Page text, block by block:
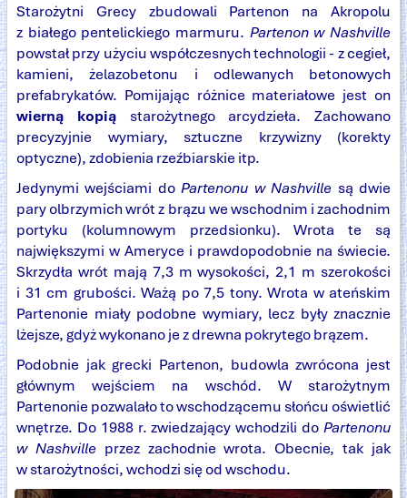
Starożytni Grecy zbudowali Partenon na Akropolu
z białego pentelickiego marmuru. Partenon w Nashville
powstał przy użyciu współczesnych technologii - z cegieł,
kamieni, żelazobetonu i odlewanych betonowych
prefabrykatów. Pomijając różnice materiałowe jest on
wierną kopiąstarożytnego arcydzieła. Zachowano
precyzyjnie wymiary, sztuczne krzywizny (korekty
optyczne), zdobienia rzeźbiarskie itp.
Jedynymi wejściami doPartenonu w Nashville są dwie
pary olbrzymich wrót z brązu we wschodnim i zachodnim
portyku (kolumnowym przedsionku). Wrota te są
największymi w Ameryce i prawdopodobnie na świecie.
Skrzydła wrót mają 7,3 m wysokości, 2,1 m szerokości
i 31 cm grubości. Ważą po 7,5 tony. Wrota w ateńskim
Partenonie miały podobne wymiary, lecz były znacznie
lżejsze, gdyż wykonano je z drewna pokrytego brązem.
Podobnie jak grecki Partenon, budowla zwrócona jest
głównym wejściem na wschód. W starożytnym
Partenonie pozwalało to wschodzącemu słońcu oświetlić
wnętrze. Do 1988 r. zwiedzający wchodzili do Partenonu
w Nashville przez zachodnie wrota. Obecnie, tak jak
w starożytności, wchodzi się od wschodu.